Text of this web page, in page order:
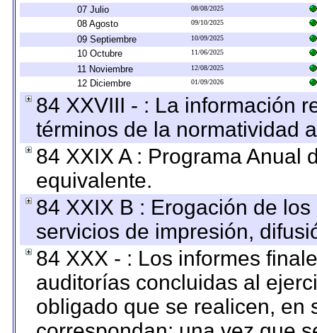
07 Julio 08/08/2025
08 Agosto 09/10/2025
09 Septiembre 10/09/2025
10 Octubre 11/06/2025
11 Noviembre 12/08/2025
12 Diciembre 01/09/2026
84 XXVIII - : La información
términos de la normatividad
84 XXIX A : Programa Anual
equivalente.
84 XXIX B : Erogación de
servicios de impresión,
84 XXX - : Los informes
auditorías concluidas al
obligado que se realicen, en